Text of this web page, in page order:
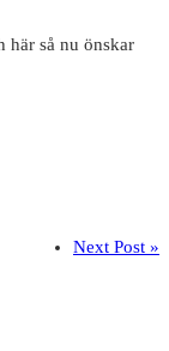
här så nu önskar
Next Post »